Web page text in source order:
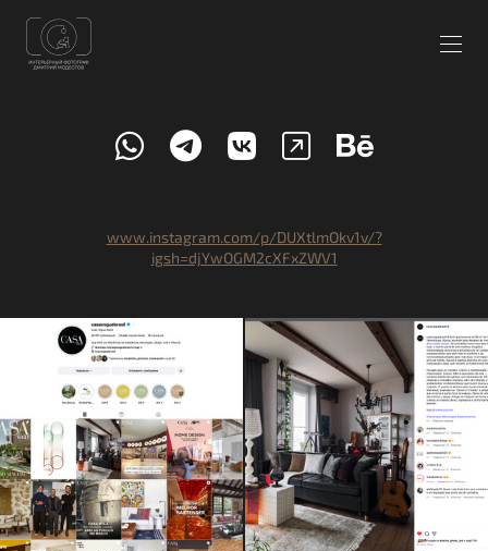
www.instagram.com/p/DUXtlmOkv1v/?
igsh=djYwOGM2cXFxZWV1